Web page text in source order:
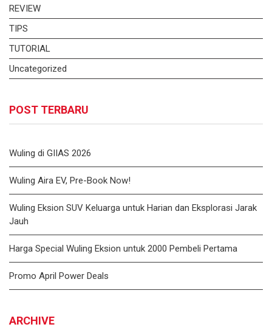
REVIEW
TIPS
TUTORIAL
Uncategorized
POST TERBARU
Wuling di GIIAS 2026
Wuling Aira EV, Pre-Book Now!
Wuling Eksion SUV Keluarga untuk Harian dan Eksplorasi Jarak
Jauh
Harga Special Wuling Eksion untuk 2000 Pembeli Pertama
Promo April Power Deals
ARCHIVE